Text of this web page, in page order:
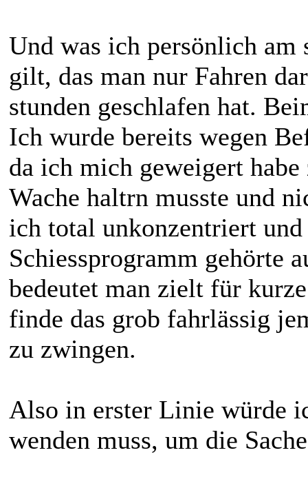
Und was ich persönlich
gilt, das man nur Fahren
stunden geschlafen hat.
Ich wurde bereits wegen
da ich mich geweigert
Wache haltrn musste und
ich total unkonzentriert
Schiessprogramm gehörte
bedeutet man zielt für
finde das grob fahrlässig
zu zwingen.
Also in erster Linie würde
wenden muss, um die